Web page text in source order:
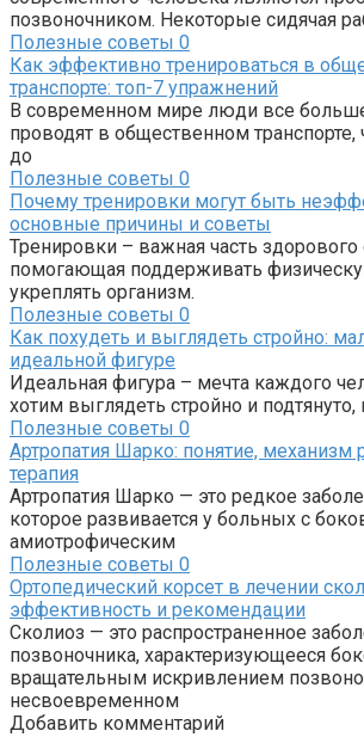
позвоночником. Некоторые сидячая
Полезные советы 0
Как эффективно тренироваться в
транспорте: топ-7 упражнений
В современном мире люди все
проводят в общественном транспорте,
до
Полезные советы 0
Почему тренировки могут быть
основные причины и советы
Тренировки – важная часть
помогающая поддерживать
укреплять организм.
Полезные советы 0
Как похудеть и выглядеть стройно:
идеальной фигуре
Идеальная фигура – мечта каждого
хотим выглядеть стройно и подтянуто,
Полезные советы 0
Артропатия Шарко: понятие, механизм
терапия
Артропатия Шарко — это редкое
которое развивается у больных с
амиотрофическим
Полезные советы 0
Ортопедический корсет в лечении
эффективность и рекомендации
Сколиоз — это распространенное
позвоночника, характеризующееся
вращательным искривлением
несвоевременном
Добавить комментарий